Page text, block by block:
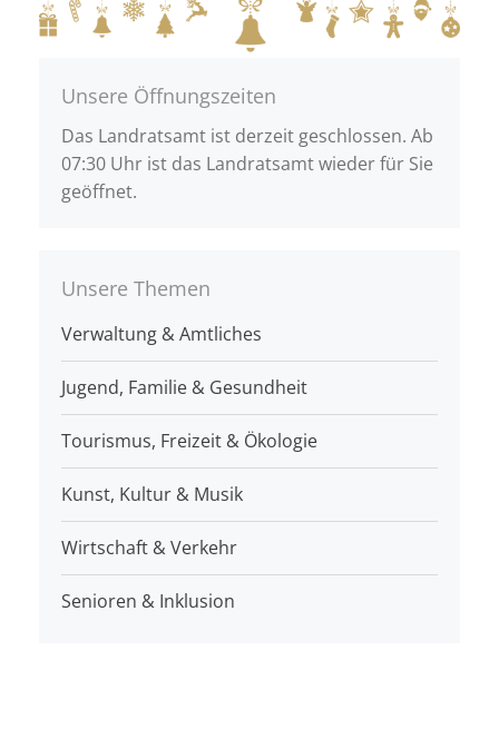
Unsere Öffnungszeiten
Das Landratsamt ist derzeit geschlossen. Ab
07:30 Uhr ist das Landratsamt wieder für Sie
geöffnet.
Unsere Themen
Verwaltung & Amtliches
Jugend, Familie & Gesundheit
Tourismus, Freizeit & Ökologie
Kunst, Kultur & Musik
Wirtschaft & Verkehr
Senioren & Inklusion